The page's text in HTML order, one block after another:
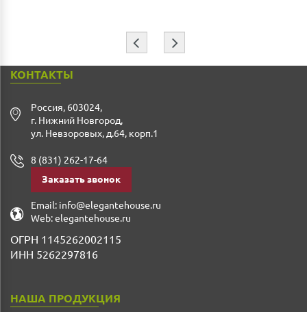
⇦ ⇨
КОНТАКТЫ
Россия, 603024,
г. Нижний Новгород,
ул. Невзоровых, д.64, корп.1
8 (831) 262-17-64
Заказать звонок
Email: info@elegantehouse.ru
Web:elegantehouse.ru
ОГРН 1145262002115
ИНН 5262297816
НАША ПРОДУКЦИЯ